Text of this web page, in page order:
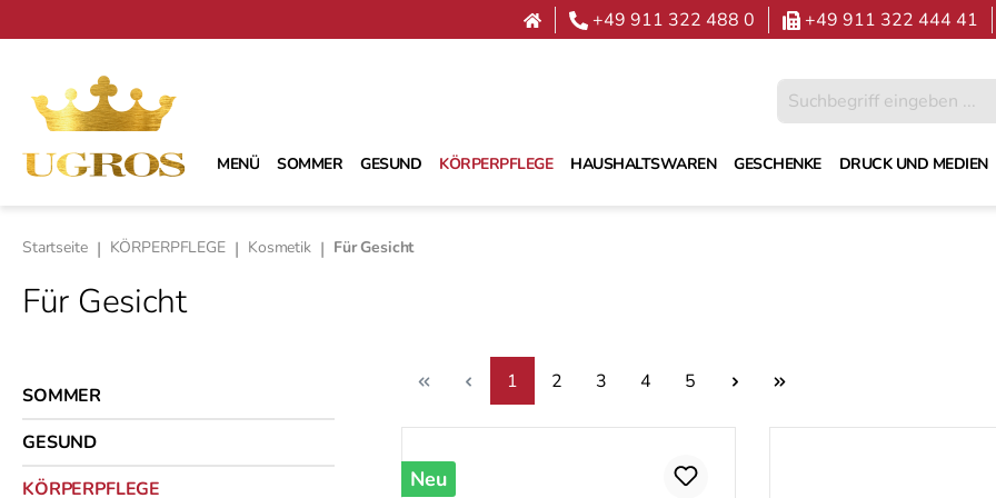
+49 911 322 488 0 +49 911 322 444 41
MENÜ SOMMER GESUND KÖRPERPFLEGE HAUSHALTSWAREN GESCHENKE DRUCK UND MEDIEN
Startseite | KÖRPERPFLEGE | Kosmetik | Für Gesicht
Für Gesicht
SOMMER
GESUND
KÖRPERPFLEGE
Seite
1 Seite
2 Seite
3 Seite
4 Seite
5
Neu